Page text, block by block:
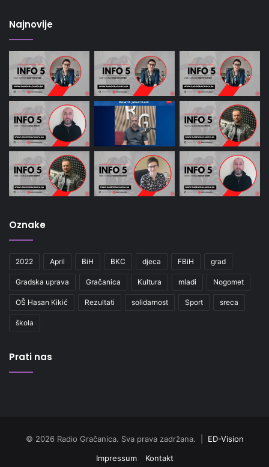
Najnovije
Oznake
2022 April BiH BKC djeca FBiH grad
Gradska uprava Gračanica Kultura mladi Nogomet
OŠ Hasan Kikić Rezultati solidarnost Sport sreca
škola
Prati nas
© 2026 Radio Gračanica. Sva prava zadržana. | ED-Vision
Impressum
Kontakt